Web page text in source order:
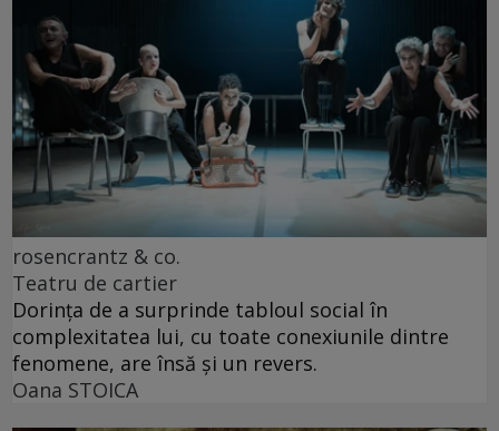
rosencrantz & co.
Teatru de cartier
Dorința de a surprinde tabloul social în
complexitatea lui, cu toate conexiunile dintre
fenomene, are însă și un revers.
Oana STOICA